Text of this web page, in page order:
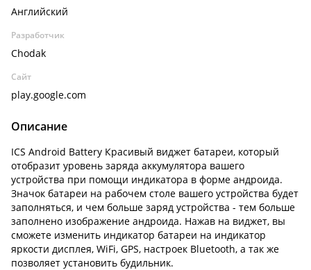
Английский
Разработчик
Chodak
Сайт
play.google.com
Описание
ICS Android Battery Красивый виджет батареи, который
отобразит уровень заряда аккумулятора вашего
устройства при помощи индикатора в форме андроида.
Значок батареи на рабочем столе вашего устройства будет
заполняться, и чем больше заряд устройства - тем больше
заполнено изображение андроида. Нажав на виджет, вы
сможете изменить индикатор батареи на индикатор
яркости дисплея, WiFi, GPS, настроек Bluetooth, а так же
позволяет установить будильник.